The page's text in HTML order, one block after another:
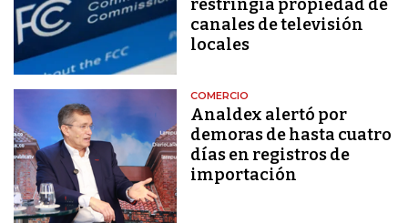
restringía propiedad de
canales de televisión
locales
COMERCIO
Analdex alertó por
demoras de hasta cuatro
días en registros de
importación